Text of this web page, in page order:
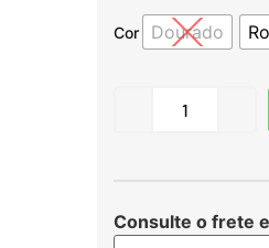
Cor Dourado
Consulte o frete